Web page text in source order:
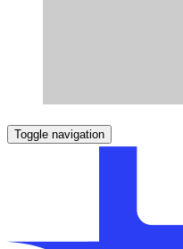
Toggle navigation